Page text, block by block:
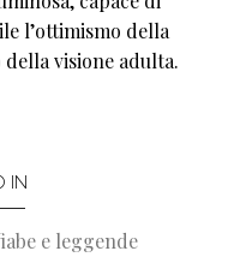
l’ottimismo della
visione adulta.
IN
e leggende